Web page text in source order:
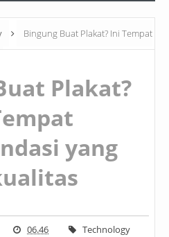
Bingung Buat Plakat? Ini Tempat
Plakat?
yang
06.46 Technology